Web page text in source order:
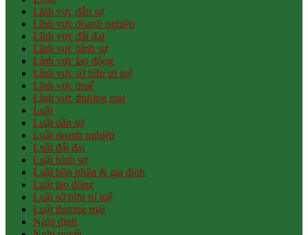
Lĩnh vực dân sự
Lĩnh vực doanh nghiệp
Lĩnh vực đất đai
Lĩnh vực hình sự
Lĩnh vực lao động
Lĩnh vực sở hữu trí tuệ
Lĩnh vực thuế
Lĩnh vực thương mại
Luật
Luật dân sự
Luật doanh nghiệp
Luật đất đai
Luật hình sự
Luật hôn nhân & gia đình
Luật lao động
Luật sở hữu trí tuệ
Luật thương mại
Nghị định